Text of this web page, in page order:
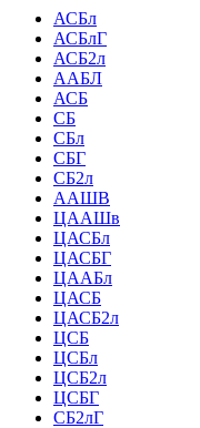
АСБл
АСБлГ
АСБ2л
ААБЛ
АСБ
СБ
СБл
СБГ
СБ2л
ААШВ
ЦААШв
ЦАСБл
ЦАСБГ
ЦААБл
ЦАСБ
ЦАСБ2л
ЦСБ
ЦСБл
ЦСБ2л
ЦСБГ
СБ2лГ